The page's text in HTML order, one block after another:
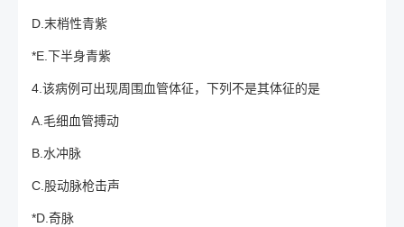
D.末梢性青紫
*E.下半身青紫
4.该病例可出现周围血管体征，下列不是其体征的是
A.毛细血管搏动
B.水冲脉
C.股动脉枪击声
*D.奇脉